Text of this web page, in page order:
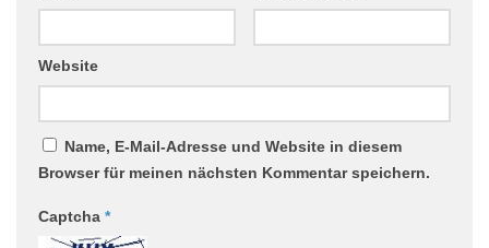
Website
Name, E-Mail-Adresse und Website in diesem
Browser für meinen nächsten Kommentar speichern.
Captcha *